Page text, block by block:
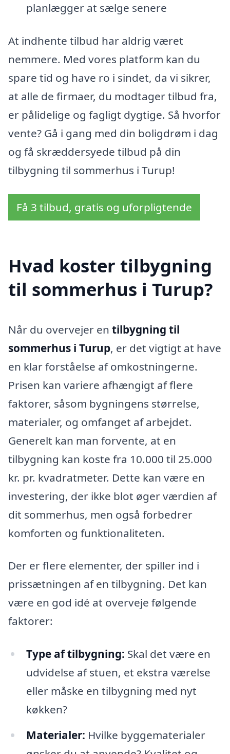
planlægger at sælge senere
At indhente tilbud har aldrig været
nemmere. Med vores platform kan du
spare tid og have ro i sindet, da vi sikrer,
at alle de firmaer, du modtager tilbud fra,
er pålidelige og fagligt dygtige. Så hvorfor
vente? Gå i gang med din boligdrøm i dag
og få skræddersyede tilbud på din
tilbygning til sommerhus i Turup!
Få 3 tilbud, gratis og uforpligtende
Hvad koster tilbygning
til sommerhus i Turup?
Når du overvejer en tilbygning til
sommerhus i Turup, er det vigtigt at have
en klar forståelse af omkostningerne.
Prisen kan variere afhængigt af flere
faktorer, såsom bygningens størrelse,
materialer, og omfanget af arbejdet.
Generelt kan man forvente, at en
tilbygning kan koste fra 10.000 til 25.000
kr. pr. kvadratmeter. Dette kan være en
investering, der ikke blot øger værdien af
dit sommerhus, men også forbedrer
komforten og funktionaliteten.
Der er flere elementer, der spiller ind i
prissætningen af en tilbygning. Det kan
være en god idé at overveje følgende
faktorer:
Type af tilbygning: Skal det være en
udvidelse af stuen, et ekstra værelse
eller måske en tilbygning med nyt
køkken?
Materialer: Hvilke byggematerialer